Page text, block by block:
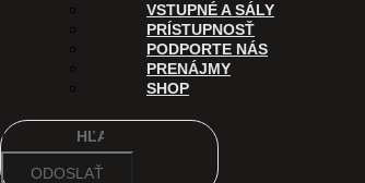
VSTUPNÉ A SÁLY
PRÍSTUPNOSŤ
PODPORTE NÁS
PRENÁJMY
SHOP
Hľadať
ODOSLAŤ